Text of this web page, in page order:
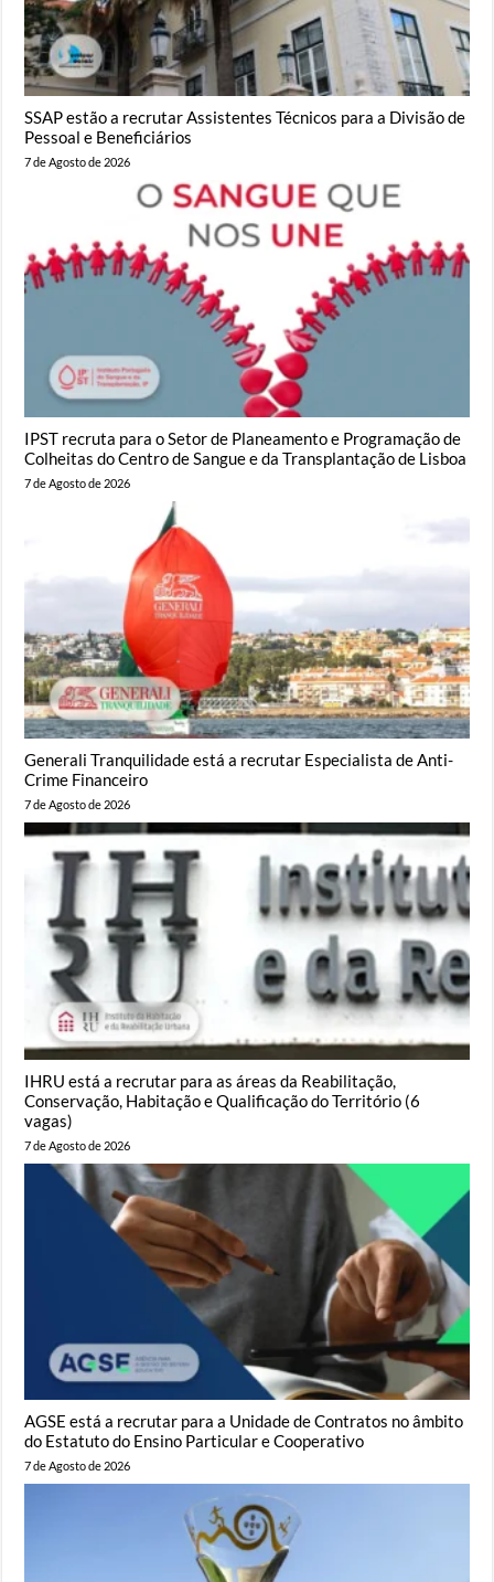
SSAP estão a recrutar Assistentes Técnicos para a Divisão de
Pessoal e Beneficiários
7 de Agosto de 2026
IPST recruta para o Setor de Planeamento e Programação de
Colheitas do Centro de Sangue e da Transplantação de Lisboa
7 de Agosto de 2026
Generali Tranquilidade está a recrutar Especialista de Anti-
Crime Financeiro
7 de Agosto de 2026
IHRU está a recrutar para as áreas da Reabilitação,
Conservação, Habitação e Qualificação do Território (6
vagas)
7 de Agosto de 2026
AGSE está a recrutar para a Unidade de Contratos no âmbito
do Estatuto do Ensino Particular e Cooperativo
7 de Agosto de 2026